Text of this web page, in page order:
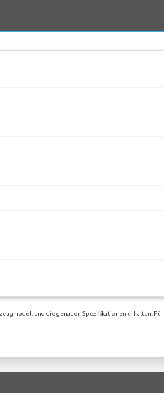
und die genauen Spezifikationen erhalten. Für